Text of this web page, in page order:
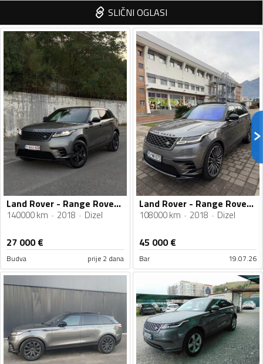
SLIČNI OGLASI
Land Rover - Range Rover Velar - P180
140000 km 2018 Dizel
27 000€
Budva prije 2 dana
Land Rover - Range Rover Velar - 108000
108000 km 2018 Dizel
45 000€
Bar 19.07.26